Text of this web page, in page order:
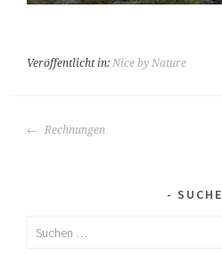
Veröffentlicht in:Nice by Nature
BEITRAGS-
Rechnungen
SUCHE
Suchen